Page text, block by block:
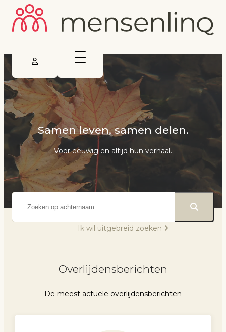
Samen leven, samen delen.
Voor eeuwig en altijd hun verhaal.
Ik wil uitgebreid zoeken
Overlijdensberichten
De meest actuele overlijdensberichten